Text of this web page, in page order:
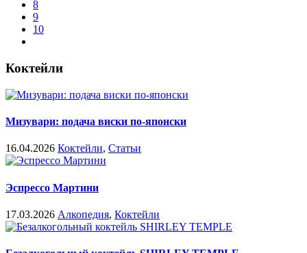
8
9
10
Коктейли
Мизувари: подача виски по-японски
16.04.2026 Коктейли, Статьи
Эспрессо Мартини
17.03.2026 Алкопедия, Коктейли